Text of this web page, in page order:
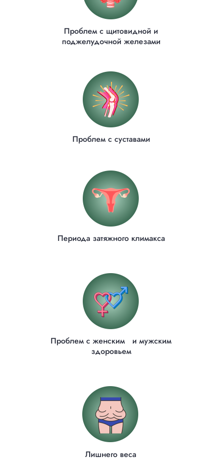
Проблем с щитовидной и
поджелудочной железами
Проблем с женским и мужским
здоровьем
Периода затяжного климакса
Проблем с суставами
Лишнего веса